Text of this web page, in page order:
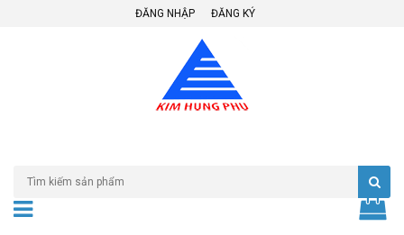
ĐĂNG NHẬP ĐĂNG KÝ